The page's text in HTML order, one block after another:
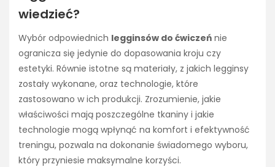
wiedzieć?
Wybór odpowiednich legginsów do ćwiczeń nie
ogranicza się jedynie do dopasowania kroju czy
estetyki. Równie istotne są materiały, z jakich legginsy
zostały wykonane, oraz technologie, które
zastosowano w ich produkcji. Zrozumienie, jakie
właściwości mają poszczególne tkaniny i jakie
technologie mogą wpłynąć na komfort i efektywność
treningu, pozwala na dokonanie świadomego wyboru,
który przyniesie maksymalne korzyści.